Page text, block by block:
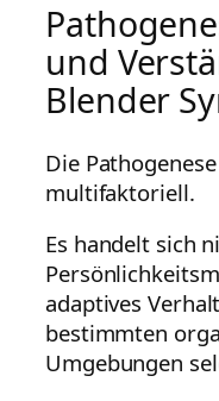
und
Blender
Die
multifaktoriell.
Es handelt sich
adaptives
bestimmten
Umgebungen